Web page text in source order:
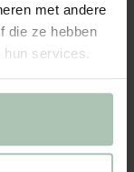
met andere
die ze hebben
services.